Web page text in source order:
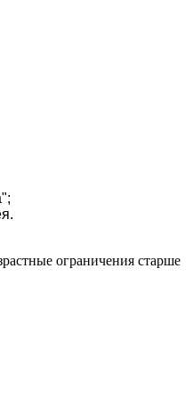
ограничения старше